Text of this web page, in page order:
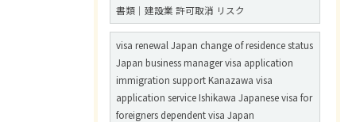
書類｜建設業 許可取消 リスク
visa renewal Japan change of residence status
Japan business manager visa application
immigration support Kanazawa visa
application service Ishikawa Japanese visa for
foreigners dependent visa Japan